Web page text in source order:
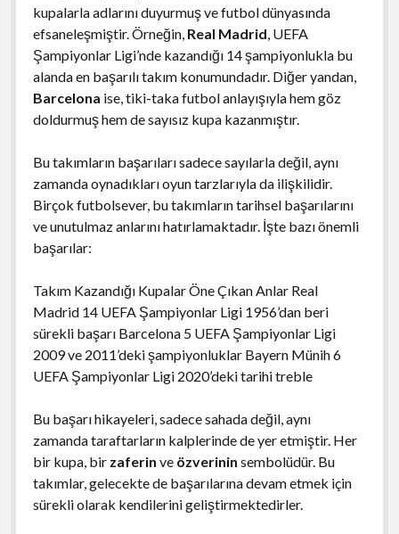
kupalarla adlarını duyurmuş ve futbol dünyasında
efsaneleşmiştir. Örneğin, Real Madrid, UEFA
Şampiyonlar Ligi’nde kazandığı 14 şampiyonlukla bu
alanda en başarılı takım konumundadır. Diğer yandan,
Barcelona ise, tiki-taka futbol anlayışıyla hem göz
doldurmuş hem de sayısız kupa kazanmıştır.
Bu takımların başarıları sadece sayılarla değil, aynı
zamanda oynadıkları oyun tarzlarıyla da ilişkilidir.
Birçok futbolsever, bu takımların tarihsel başarılarını
ve unutulmaz anlarını hatırlamaktadır. İşte bazı önemli
başarılar:
Takım Kazandığı Kupalar Öne Çıkan Anlar Real
Madrid 14 UEFA Şampiyonlar Ligi 1956’dan beri
sürekli başarı Barcelona 5 UEFA Şampiyonlar Ligi
2009 ve 2011’deki şampiyonluklar Bayern Münih 6
UEFA Şampiyonlar Ligi 2020’deki tarihi treble
Bu başarı hikayeleri, sadece sahada değil, aynı
zamanda taraftarların kalplerinde de yer etmiştir. Her
bir kupa, bir zaferin ve özverinin sembolüdür. Bu
takımlar, gelecekte de başarılarına devam etmek için
sürekli olarak kendilerini geliştirmektedirler.